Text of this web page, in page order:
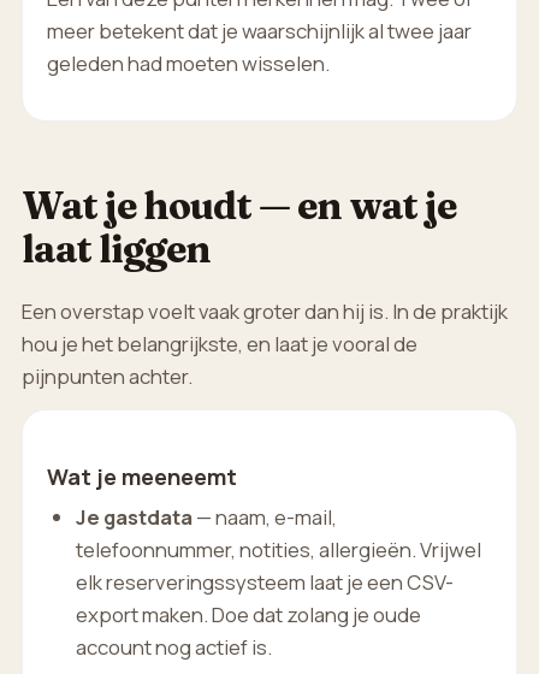
meer betekent dat je waarschijnlijk al twee jaar
geleden had moeten wisselen.
Wat je houdt — en wat je
laat liggen
Een overstap voelt vaak groter dan hij is. In de praktijk
hou je het belangrijkste, en laat je vooral de
pijnpunten achter.
Wat je meeneemt
Je gastdata— naam, e-mail,
telefoonnummer, notities, allergieën. Vrijwel
elk reserveringssysteem laat je een CSV-
export maken. Doe dat zolang je oude
account nog actief is.